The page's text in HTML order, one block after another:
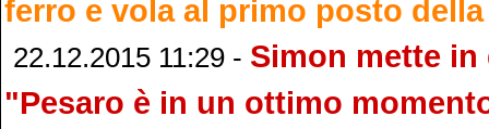
ferro e vola al primo posto della
22.12.2015 11:29 - Simon mette
"Pesaro è in un ottimo